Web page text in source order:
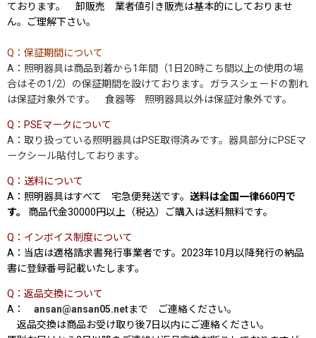
ております。 卸販売 業者値引き販売は基本的にしておりませ
ん。ご理解下さい。
Q：保証期間について
A：照明器具は商品到着から1年間（1日20時こち間以上の使用の場
合はその1/2）の保証期間を設けております。ガラスシェードの割れ
は保証対象外です。 食器等 照明器具以外は保証対象外です。
Q：PSEマークについて
A：取り扱っている照明器具はPSE取得済みです。器具部分にPSEマ
ークシール貼付しております。
Q：送料について
A：照明器具はすべて 宅急便発送です。 送料は全国一律660円で
す。
商品代金30000円以上（税込）ご購入は送料無料です。
Q：インボイス制度について
A：当店は適格請求書発行事業者です。2023年10月以降発行の納品
書に登録番号記載いたします。
Q：返品交換について
A： ansan@ansan05.netまで ご連絡ください。
返品交換は商品お受け取り後7日以内にご連絡ください。